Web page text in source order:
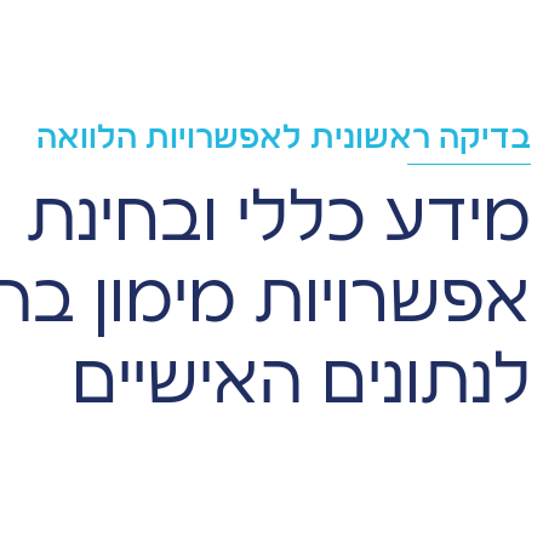
בדיקה ראשונית לאפשרויות הלוואה
מידע כללי ובחינת
אפשרויות מימון
לנתונים האישיים